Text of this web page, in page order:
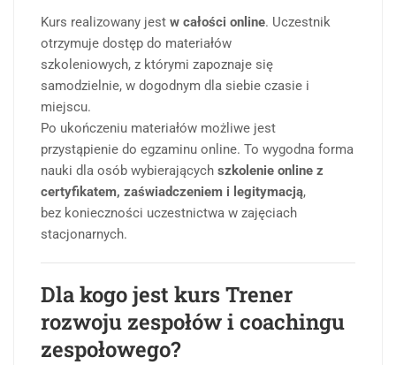
Kurs realizowany jest w całości online. Uczestnik
otrzymuje dostęp do materiałów
szkoleniowych, z którymi zapoznaje się
samodzielnie, w dogodnym dla siebie czasie i
miejscu.
Po ukończeniu materiałów możliwe jest
przystąpienie do egzaminu online. To wygodna forma
nauki dla osób wybierających szkolenie online z
certyfikatem, zaświadczeniem i legitymacją,
bez konieczności uczestnictwa w zajęciach
stacjonarnych.
Dla kogo jest kurs Trener
rozwoju zespołów i coachingu
zespołowego?